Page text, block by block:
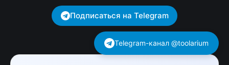
Подписаться на Telegram
Telegram-канал @toolarium